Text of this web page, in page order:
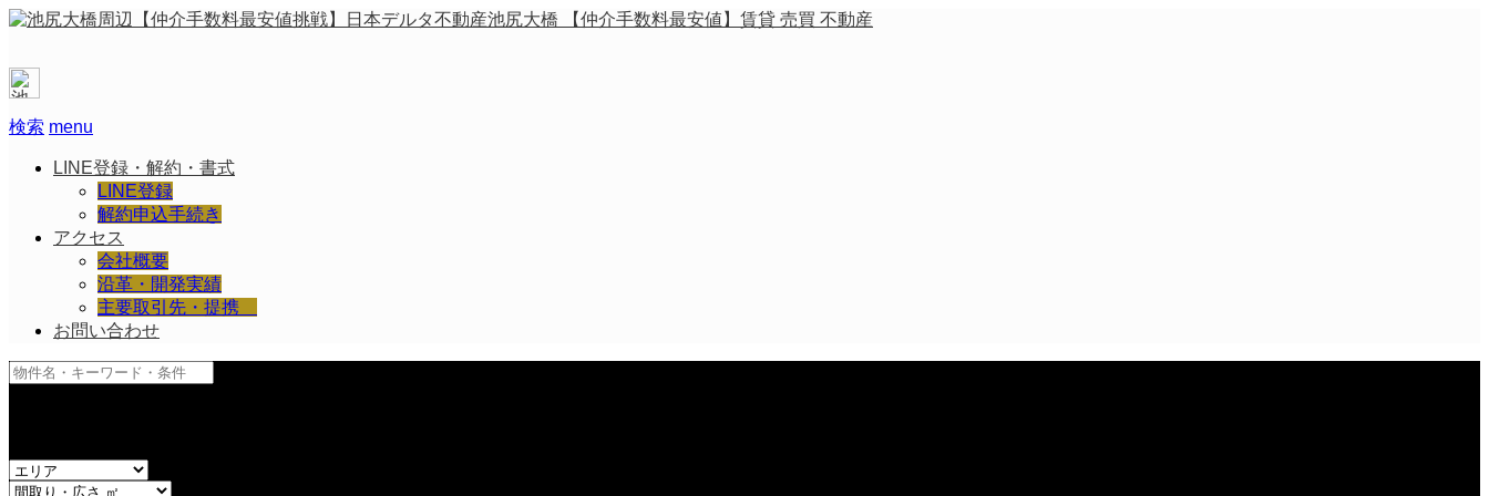
池尻大橋 【仲介手数料最安値】賃貸 売買 不動産
検索 menu
LINE登録・解約・書式
LINE登録
解約申込手続き
アクセス
会社概要
沿革・開発実績
主要取引先・提携
お問い合わせ